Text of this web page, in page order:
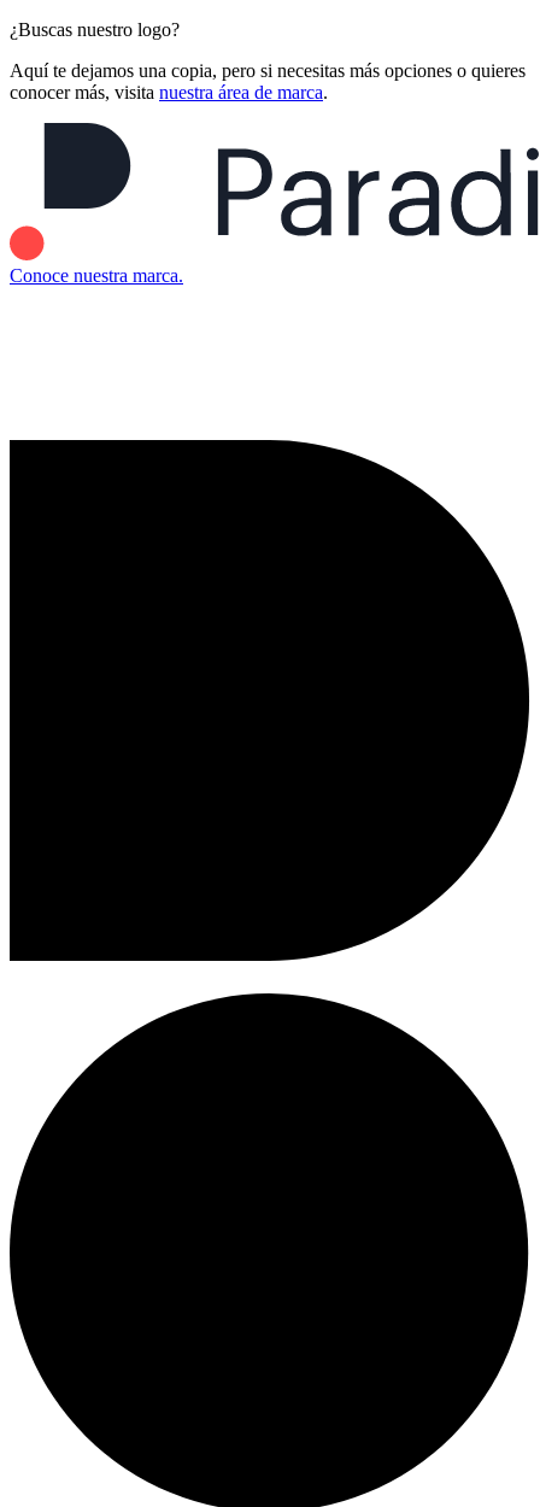
¿Buscas nuestro logo?
Aquí te dejamos una copia, pero si necesitas más opciones o quieres
conocer más, visita nuestra área de marca.
Conoce nuestra marca.